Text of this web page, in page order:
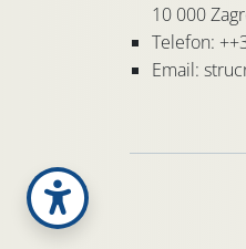
10 000
Telefon:
Email: